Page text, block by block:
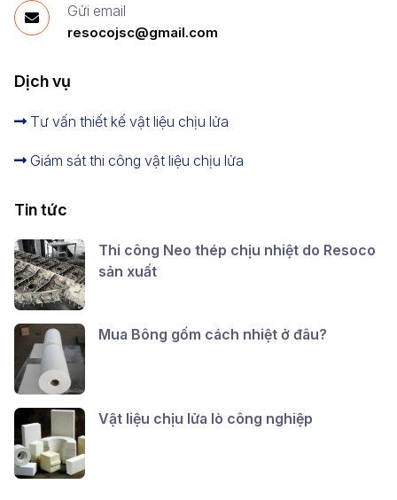
Gửi email
resocojsc@gmail.com
Dịch vụ
Tư vấn thiết kế vật liệu chịu lửa
Giám sát thi công vật liệu chịu lửa
Tin tức
Thi công Neo thép chịu nhiệt do Resoco
sản xuất
Mua Bông gốm cách nhiệt ở đâu?
Vật liệu chịu lửa lò công nghiệp